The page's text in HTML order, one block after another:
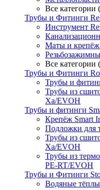
Все категории
Трубы и Фитинги
Инструмент
Маты и крепёж
Все категории
Трубы и Фитинги
Трубы и
Трубы из
Xa/EVOH
Трубы и фитинги
Крепёж Smart
Подложки для
Трубы из
Xa/EVOH
Трубы из
PE-RT/EVOH
Трубы и Фитинги
Водяные